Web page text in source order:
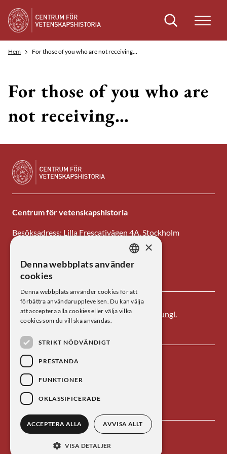
Sök
Hem For those of you who are not receiving…
For those of you who are
not receiving…
Centrum för vetenskapshistoria
Besöksadress: Lilla Frescativägen 4A, Stockholm
E-post: centrum@kva.se
Kontakta oss
Centrum för vetenskapshistoria är ett av
Kungl.
Vetenskapsakademiens forskningsinstitut.
SWEDISH
×
Denna webbplats använder
cookies
Denna webbplats använder cookies för att
förbättra användarupplevelsen. Du kan välja
att acceptera alla cookies eller välja vilka
cookies som du vill ska användas.
STRIKT NÖDVÄNDIGT
PRESTANDA
FUNKTIONER
OKLASSIFICERADE
ACCEPTERA ALLA AVVISA ALLT
VISA DETALJER